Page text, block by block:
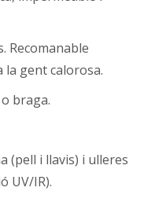
Recomanable
la gent calorosa.
braga.
(pell i llavis) i ulleres
UV/IR).